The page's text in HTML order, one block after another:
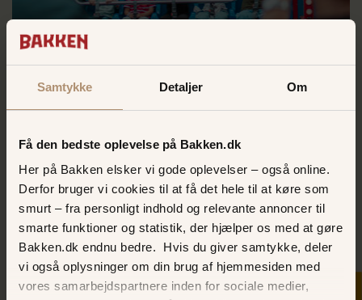
Samtykke Detaljer Om
Få den bedste oplevelse på Bakken.dk
Her på Bakken elsker vi gode oplevelser – også online.
Derfor bruger vi cookies til at få det hele til at køre som
smurt – fra personligt indhold og relevante annoncer til
smarte funktioner og statistik, der hjælper os med at gøre
Bakken.dk endnu bedre. Hvis du giver samtykke, deler
vi også oplysninger om din brug af hjemmesiden med
vores samarbejdspartnere inden for sociale medier,
Børnefødselsdag på Bakken
HURRA!